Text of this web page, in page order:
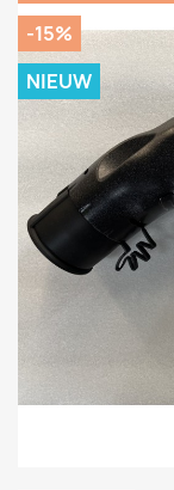
-15%
NIEUW